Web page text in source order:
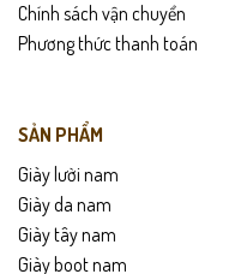
Chính sách vận chuyển
Phương thức thanh toán
SẢN PHẨM
Giày lười nam
Giày da nam
Giày tây nam
Giày boot nam